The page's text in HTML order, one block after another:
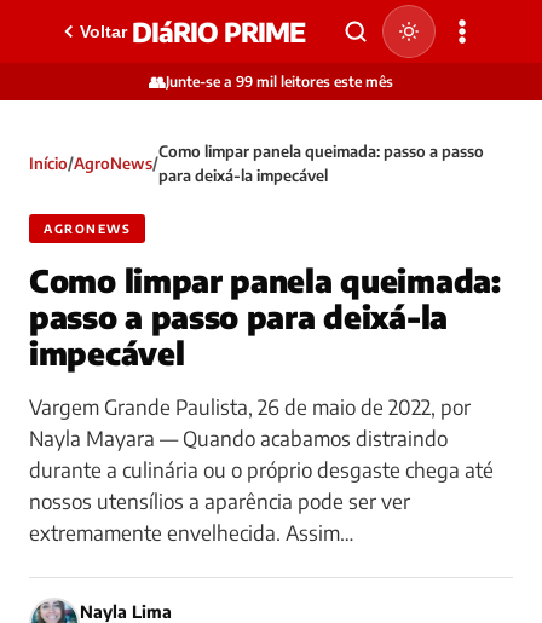
Voltar DIáRIO PRIME
👥Junte-se a 99 mil leitores este mês
Início/AgroNews/
Como limpar panela queimada: passo a passo
para deixá-la impecável
AGRONEWS
Como limpar panela queimada:
passo a passo para deixá-la
impecável
Vargem Grande Paulista, 26 de maio de 2022, por
Nayla Mayara — Quando acabamos distraindo
durante a culinária ou o próprio desgaste chega até
nossos utensílios a aparência pode ser ver
extremamente envelhecida. Assim…
Nayla Lima